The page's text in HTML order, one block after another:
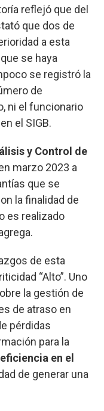
reflejó que del
que dos de
a esta
se haya
se registró la
de
ni el funcionario
el SIGB.
y Control de
marzo 2023 a
que se
la finalidad de
es realizado
de esta
“Alto”. Uno
la gestión de
de atraso en
pérdidas
para la
en el
de generar una